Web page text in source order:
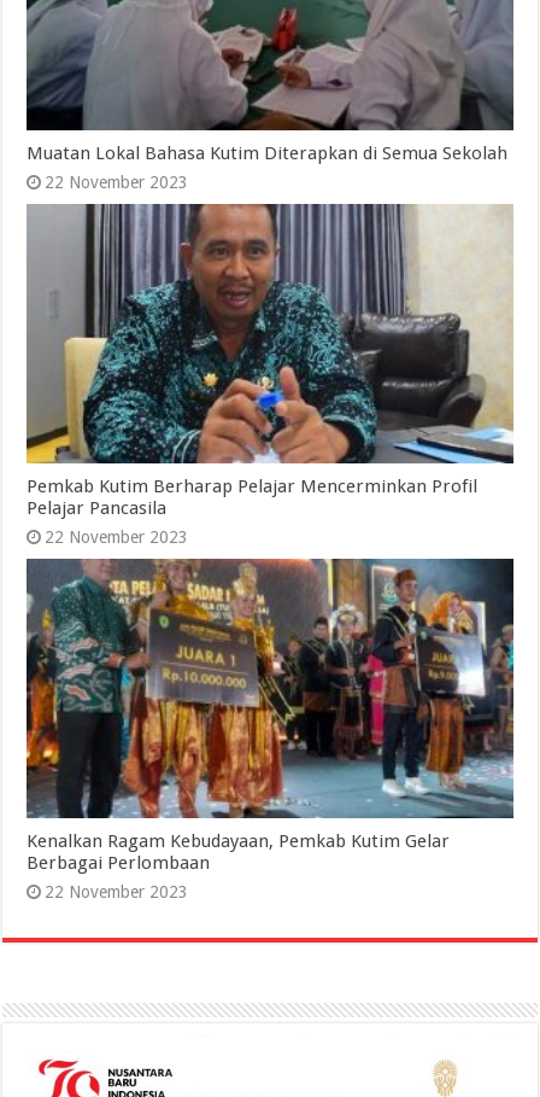
Muatan Lokal Bahasa Kutim Diterapkan di Semua Sekolah
22 November 2023
Pemkab Kutim Berharap Pelajar Mencerminkan Profil
Pelajar Pancasila
22 November 2023
Kenalkan Ragam Kebudayaan, Pemkab Kutim Gelar
Berbagai Perlombaan
22 November 2023